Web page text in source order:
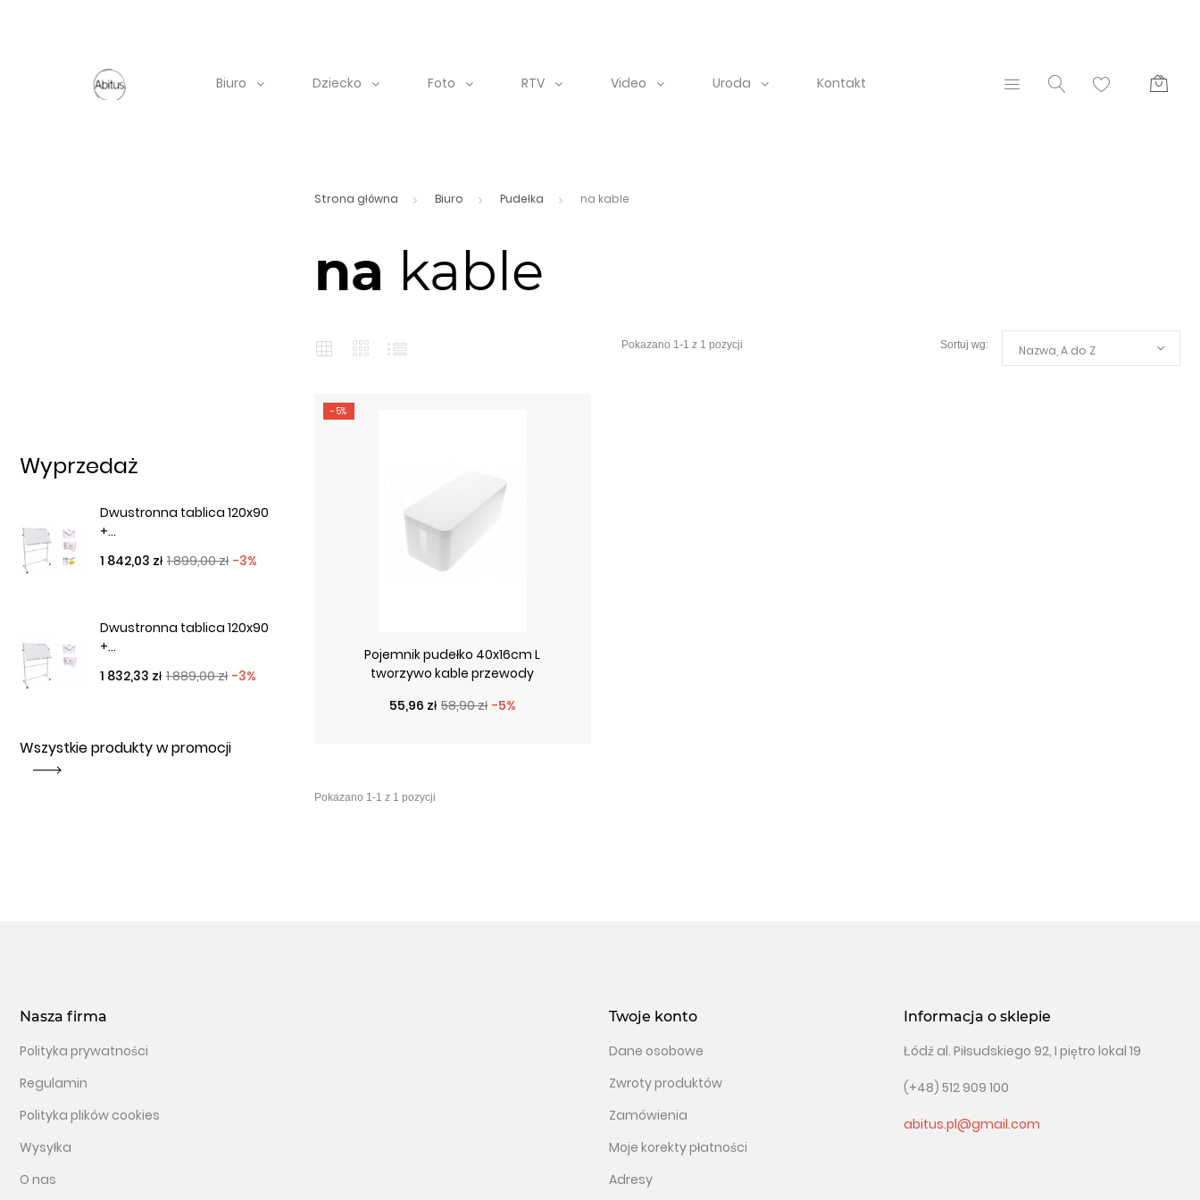
Biuro Dziecko Foto RTV Video Uroda Kontakt
Strona główna Biuro Pudełka na kable
na kable
Nazwa, A do Z
-5%
Pojemnik pudełko 40x16cm L
tworzywo kable przewody
Cena podstawowa
58,90 zł -5%
Cena
55,96 zł
Wyprzedaż
Dwustronna tablica 120x90
+...
Cena podstawowa
1 899,00 zł -3%
Cena
1 842,03 zł
Dwustronna tablica 120x90
+...
Cena podstawowa
1 889,00 zł -3%
Cena
1 832,33 zł
Wszystkie produkty w promocji
Nasza firma
Polityka prywatności
Regulamin
Polityka plików cookies
Wysyłka
O nas
Twoje konto
Dane osobowe
Zwroty produktów
Zamówienia
Moje korekty płatności
Adresy
Informacja o sklepie
Łódź al. Piłsudskiego 92, I piętro lokal 19
(+48) 512 909 100
abitus.pl@gmail.com